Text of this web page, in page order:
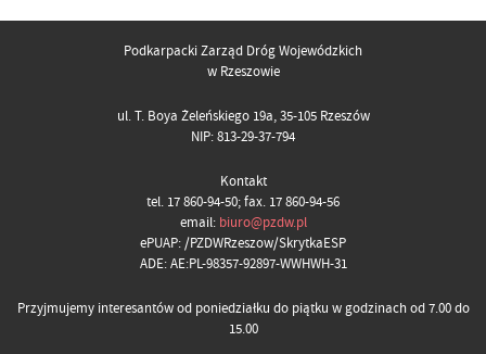
Podkarpacki Zarząd Dróg Wojewódzkich
w Rzeszowie
ul. T. Boya Żeleńskiego 19a, 35-105 Rzeszów
NIP: 813-29-37-794
Kontakt
tel. 17 860-94-50; fax. 17 860-94-56
email: biuro@pzdw.pl
ePUAP: /PZDWRzeszow/SkrytkaESP
ADE: AE:PL-98357-92897-WWHWH-31
Przyjmujemy interesantów od poniedziałku do piątku w godzinach od 7.00 do
15.00